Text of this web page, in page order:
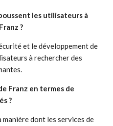
les utilisateurs à
?
et le développement de
à rechercher des
Franz en termes de
?
manière dont les services de